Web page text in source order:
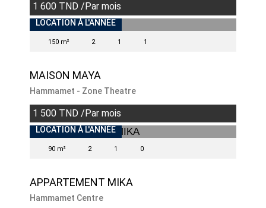
1 600 TND /Par mois
INDISPONIBLE
LOCATION À L'ANNÉE
150 m² 2 1 1
MAISON MAYA
Hammamet - Zone Theatre
1 500 TND /Par mois
INDISPONIBLE
LOCATION À L'ANNÉE
90 m² 2 1 0
APPARTEMENT MIKA
Hammamet Centre